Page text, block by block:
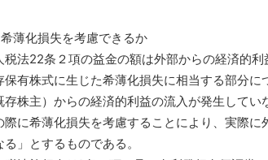
薄化損失を考慮できるか
法22条２項の益金の額は外部からの経済的利
有株式に生じた希薄化損失に相当する部分に
存株主）からの経済的利益の流入が発生して
に希薄化損失を考慮することにより、実際に
」とするものである。